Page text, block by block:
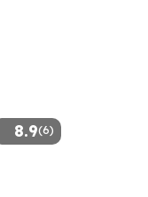
8.9(6)